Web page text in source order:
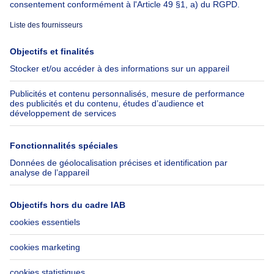
À propos
Immoweb
Presse
Emplois
Groupe Axel Springer
SeLoger.com
Immowelt.de
Outils
Belfius
Assurances
Check-list déménagement
Aide
FAQ
Accessibilité
Contactez-nous
Suivez-nous
LinkedIn
Immoweb SA © 2026 - Tous droits réservés